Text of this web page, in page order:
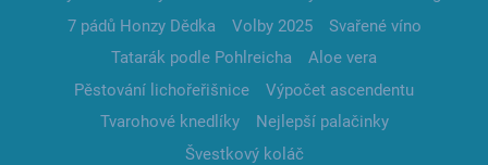
7 pádů Honzy Dědka
Volby 2025
Svařené víno
Tatarák podle Pohlreicha
Aloe vera
Pěstování lichořeřišnice
Výpočet ascendentu
Tvarohové knedlíky
Nejlepší palačinky
Švestkový koláč